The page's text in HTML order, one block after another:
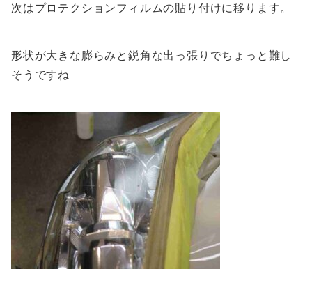
次はプロテクションフィルムの貼り付けに移ります。
形状が大きな膨らみと鋭角な出っ張りでちょっと難し
そうですね